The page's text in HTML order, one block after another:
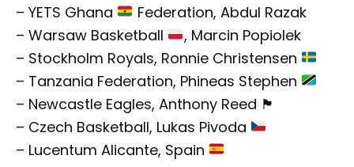
– ⁠YETS Ghana
Federation, Abdul Razak
– ⁠Warsaw Basketball
, Marcin Popiolek
– ⁠Stockholm Royals, Ronnie Christensen
– ⁠Tanzania Federation, Phineas Stephen
– ⁠Newcastle Eagles, Anthony Reed 🏴󠁧󠁢󠁥󠁮󠁧󠁿
– ⁠Czech Basketball, Lukas Pivoda
– ⁠Lucentum Alicante, Spain